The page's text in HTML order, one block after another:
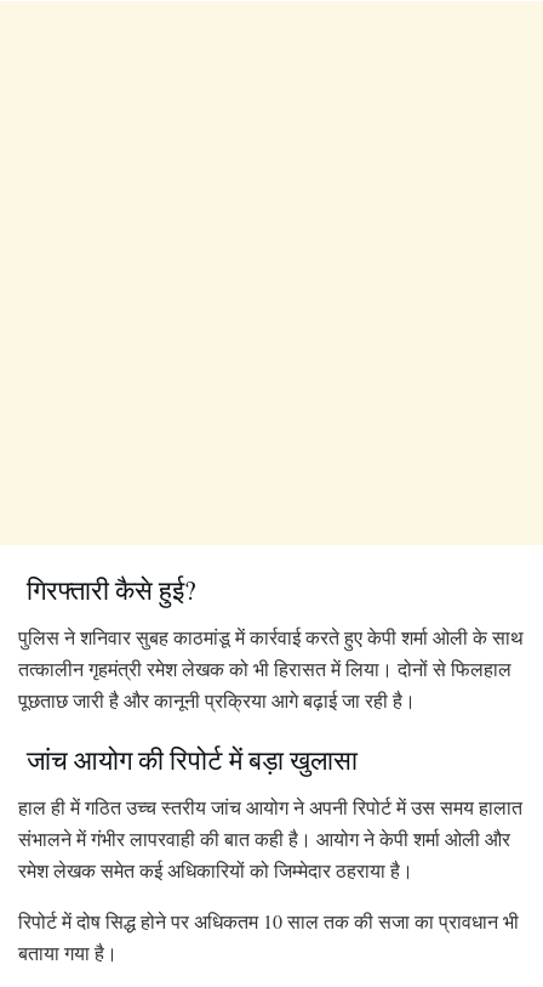
गिरफ्तारी कैसे हुई?
पुलिस ने शनिवार सुबह काठमांडू में कार्रवाई करते हुए केपी शर्मा ओली के साथ
तत्कालीन गृहमंत्री रमेश लेखक को भी हिरासत में लिया। दोनों से फिलहाल
पूछताछ जारी है और कानूनी प्रक्रिया आगे बढ़ाई जा रही है।
जांच आयोग की रिपोर्ट में बड़ा खुलासा
हाल ही में गठित उच्च स्तरीय जांच आयोग ने अपनी रिपोर्ट में उस समय हालात
संभालने में गंभीर लापरवाही की बात कही है। आयोग ने केपी शर्मा ओली और
रमेश लेखक समेत कई अधिकारियों को जिम्मेदार ठहराया है।
रिपोर्ट में दोष सिद्ध होने पर अधिकतम 10 साल तक की सजा का प्रावधान भी
बताया गया है।